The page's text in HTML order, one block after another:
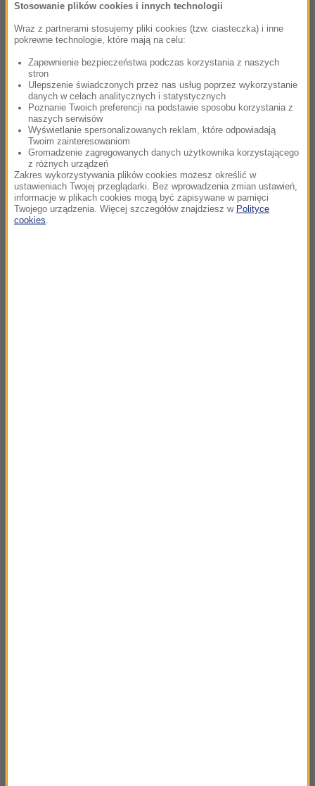
Stosowanie plików cookies i innych technologii
Wraz z partnerami stosujemy pliki cookies (tzw. ciasteczka) i inne
pokrewne technologie, które mają na celu:
Zapewnienie bezpieczeństwa podczas korzystania z naszych
stron
Ulepszenie świadczonych przez nas usług poprzez wykorzystanie
danych w celach analitycznych i statystycznych
Poznanie Twoich preferencji na podstawie sposobu korzystania z
naszych serwisów
Wyświetlanie spersonalizowanych reklam, które odpowiadają
Twoim zainteresowaniom
Gromadzenie zagregowanych danych użytkownika korzystającego
z różnych urządzeń
Zakres wykorzystywania plików cookies możesz określić w
ustawieniach Twojej przeglądarki. Bez wprowadzenia zmian ustawień,
informacje w plikach cookies mogą być zapisywane w pamięci
Twojego urządzenia. Więcej szczegółów znajdziesz w Polityce
cookies